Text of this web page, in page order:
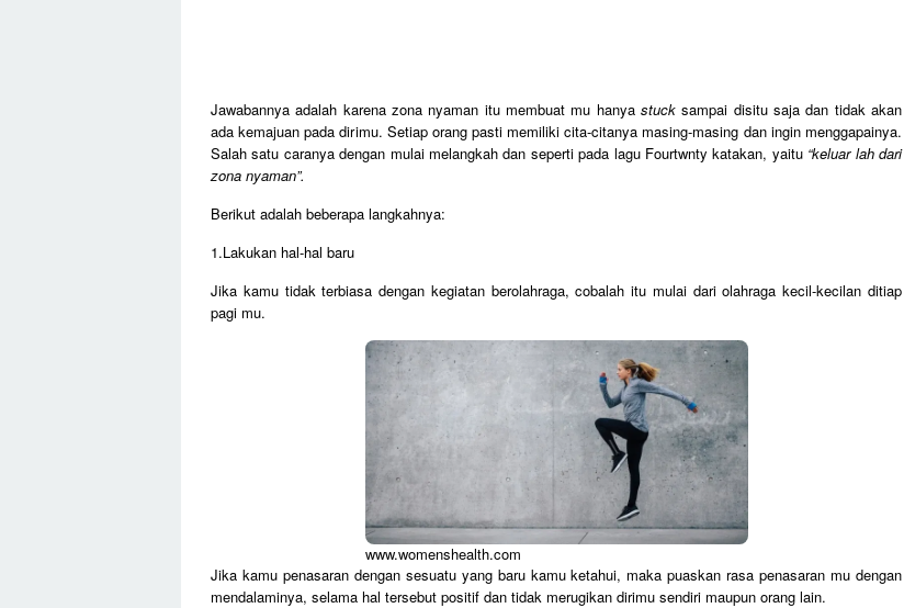
Jawabannya adalah karena zona nyaman itu membuat mu hanya stuck sampai disitu saja dan tidak akan
ada kemajuan pada dirimu. Setiap orang pasti memiliki cita-citanya masing-masing dan ingin menggapainya.
Salah satu caranya dengan mulai melangkah dan seperti pada lagu Fourtwnty katakan, yaitu “keluar lah dari
zona nyaman”.
Berikut adalah beberapa langkahnya:
1.Lakukan hal-hal baru
Jika kamu tidak terbiasa dengan kegiatan berolahraga, cobalah itu mulai dari olahraga kecil-kecilan ditiap
pagi mu.
www.womenshealth.com
Jika kamu penasaran dengan sesuatu yang baru kamu ketahui, maka puaskan rasa penasaran mu dengan
mendalaminya, selama hal tersebut positif dan tidak merugikan dirimu sendiri maupun orang lain.